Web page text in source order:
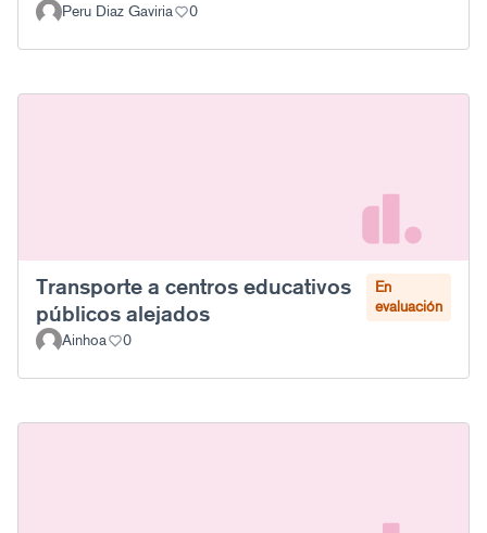
Peru Diaz Gaviria 0
Transporte a centros educativos
públicos alejados
En
evaluación
Ainhoa
0